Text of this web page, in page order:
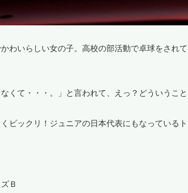
わいらしい女の子。高校の部活動で卓球をされ
くて・・・。」と言われて、えっ？どういうこ
ビックリ！ジュニアの日本代表にもなっているト
ズＢ